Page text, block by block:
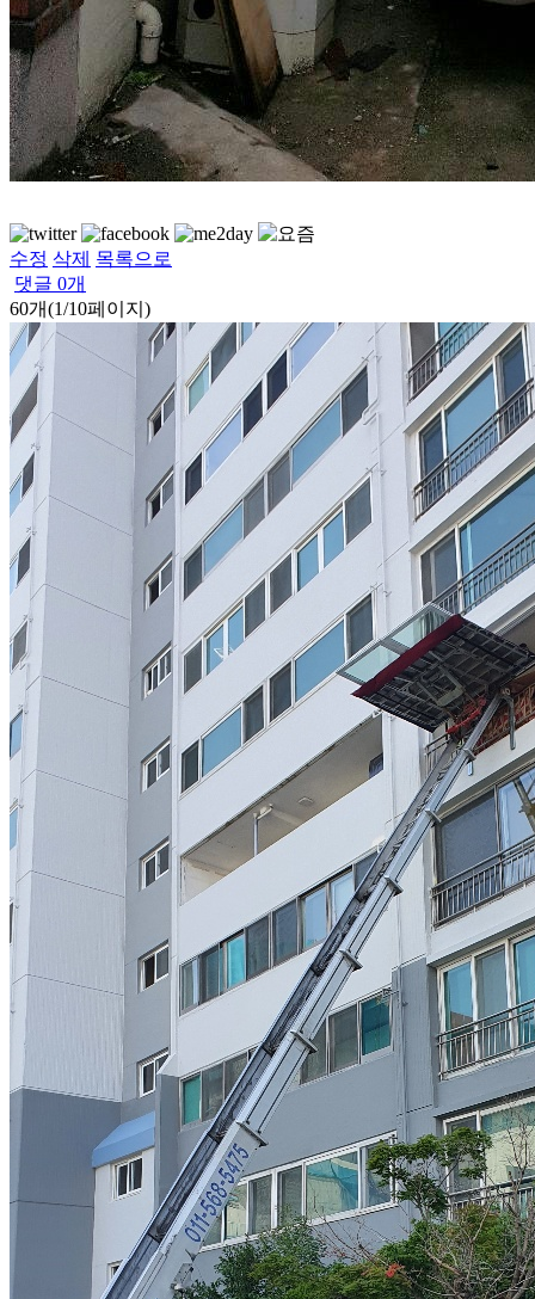
수정 삭제 목록으로
댓글 0개
60개(1/10페이지)